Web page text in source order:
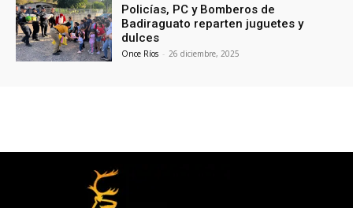
Policías, PC y Bomberos de
Badiraguato reparten juguetes y
dulces
Once Ríos - 26 diciembre, 2025